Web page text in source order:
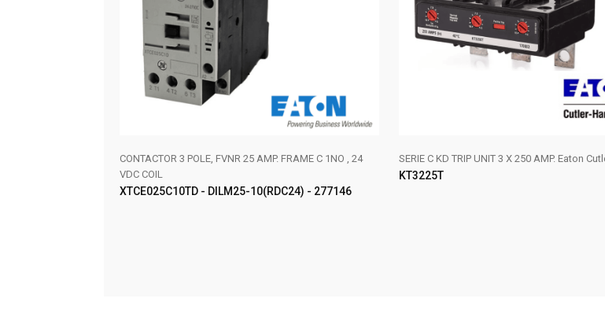
CONTACTOR 3 POLE, FVNR 25 AMP. FRAME C 1NO , 24
VDC COIL
XTCE025C10TD - DILM25-10(RDC24) - 277146
SERIE C KD TRIP UNIT 3 X 250 AMP. Eaton
KT3225T